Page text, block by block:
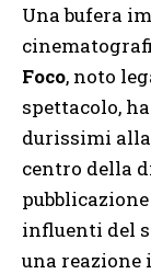
Una bufera
Foco, noto
spettacolo,
durissimi
centro della
influenti del
una reazione